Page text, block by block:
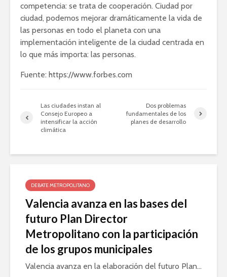
competencia: se trata de cooperación. Ciudad por
ciudad, podemos mejorar dramáticamente la vida de
las personas en todo el planeta con una
implementación inteligente de la ciudad centrada en
lo que más importa: las personas.
Fuente: https://www.forbes.com
Las ciudades instan al
Consejo Europeo a
intensificar la acción
climática
Dos problemas
fundamentales de los
planes de desarrollo
DEBATE METROPOLITANO
Valencia avanza en las bases del
futuro Plan Director
Metropolitano con la participación
de los grupos municipales
Valencia avanza en la elaboración del futuro Plan...